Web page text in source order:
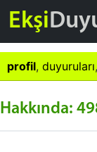
Ekşi
profil, duyuruları,
Hakkında: